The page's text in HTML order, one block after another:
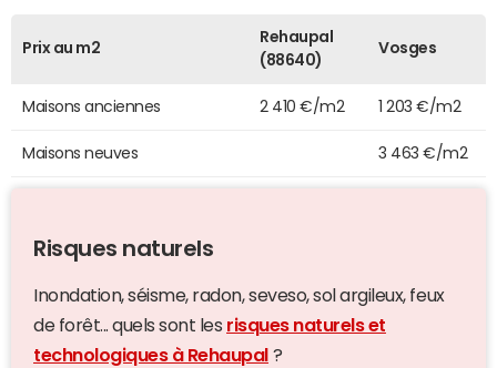
Prix au m2
Rehaupal
(88640)
Vosges
Maisons anciennes 2 410 €/m2 1 203 €/m2
Maisons neuves 3 463 €/m2
Risques naturels
Inondation, séisme, radon, seveso, sol argileux, feux
de forêt... quels sont les risques naturels et
technologiques à Rehaupal ?